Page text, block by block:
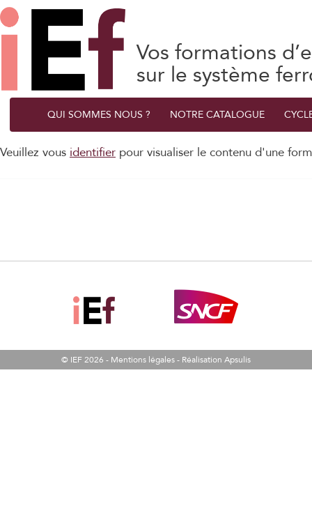
Vos formations
sur le système
QUI SOMMES NOUS ? NOTRE CATALOGUE
Veuillez vous identifier pour visualiser le contenu d'une
© IEF 2026 - Mentions légales- Réalisation Apsulis